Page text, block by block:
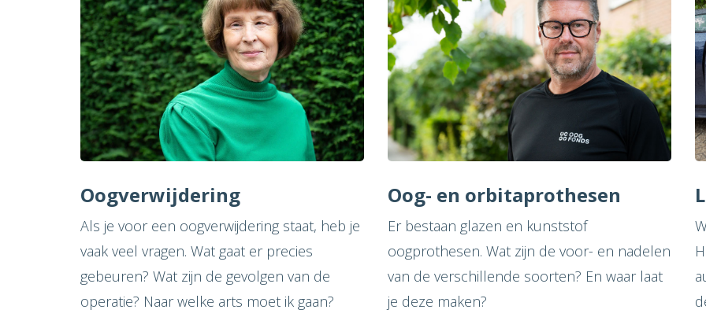
Oogverwijdering
Als je voor een oogverwijdering staat, heb je
vaak veel vragen. Wat gaat er precies
gebeuren? Wat zijn de gevolgen van de
operatie? Naar welke arts moet ik gaan?
Oog- en orbitaprothesen
Er bestaan glazen en kunststof
oogprothesen. Wat zijn de voor- en nadelen
van de verschillende soorten? En waar laat
je deze maken?